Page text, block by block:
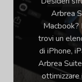
Arbrea
Macbook?
trovi un
di iPhone,
Arbrea